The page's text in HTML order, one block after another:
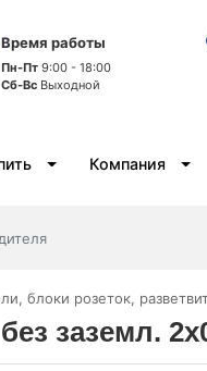
Время работы
Пн-Пт 9:00 - 18:00
Сб-Вс Выходной
Компания
блоки розеток,
заземл.